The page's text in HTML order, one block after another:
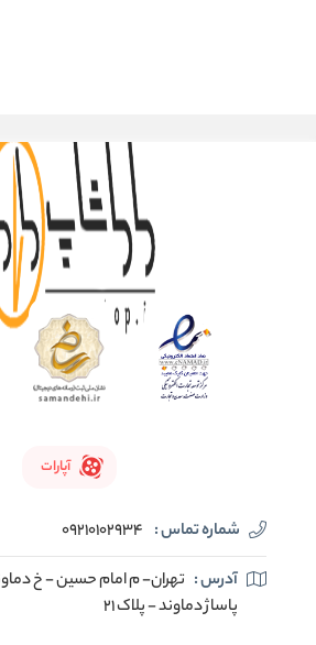
آپارات
شماره تماس : 09210102934
آدرس : تهران- م امام حسین - خ
پاساژ دماوند - پلاک 21